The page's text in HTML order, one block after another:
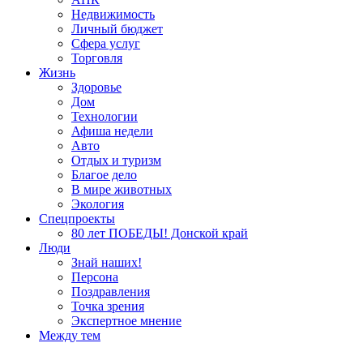
Недвижимость
Личный бюджет
Сфера услуг
Торговля
Жизнь
Здоровье
Дом
Технологии
Афиша недели
Авто
Отдых и туризм
Благое дело
В мире животных
Экология
Спецпроекты
80 лет ПОБЕДЫ! Донской край
Люди
Знай наших!
Персона
Поздравления
Точка зрения
Экспертное мнение
Между тем